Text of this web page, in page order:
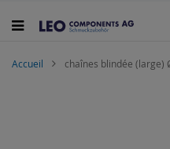
au
Accueil chaînes blindée (large)